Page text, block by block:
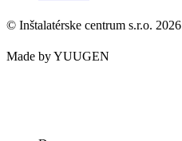
© Inštalatérske centrum s.r.o. 2026
Made by YUUGEN